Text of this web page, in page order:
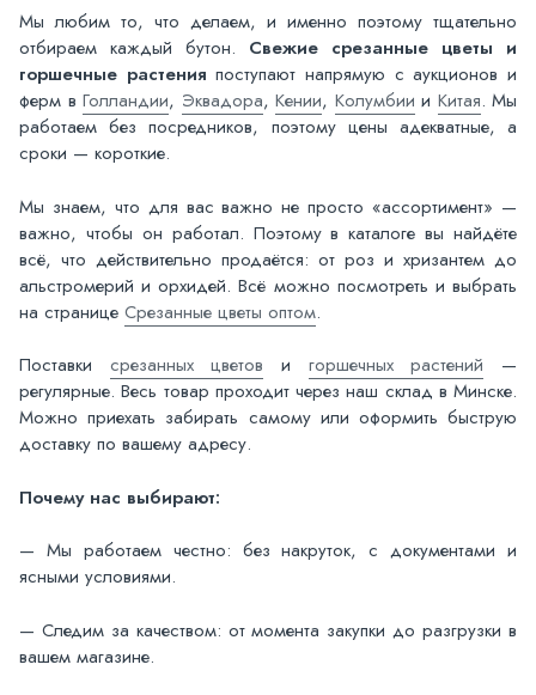
Мы любим то, что делаем, и именно поэтому тщательно
отбираем каждый бутон. Свежие срезанные цветы и
горшечные растения поступают напрямую с аукционов и
ферм в Голландии, Эквадора, Кении, Колумбии и Китая. Мы
работаем без посредников, поэтому цены адекватные, а
сроки — короткие.
Мы знаем, что для вас важно не просто «ассортимент» —
важно, чтобы он работал. Поэтому в каталоге вы найдёте
всё, что действительно продаётся: от роз и хризантем до
альстромерий и орхидей. Всё можно посмотреть и выбрать
на странице Срезанные цветы оптом.
Поставки срезанных цветов и горшечных растений —
регулярные. Весь товар проходит через наш склад в Минске.
Можно приехать забирать самому или оформить быструю
доставку по вашему адресу.
Почему нас выбирают:
— Мы работаем честно: без накруток, с документами и
ясными условиями.
— Следим за качеством: от момента закупки до разгрузки в
вашем магазине.